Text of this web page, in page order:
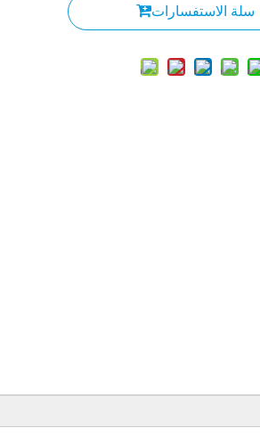
سلة الاستفسارات